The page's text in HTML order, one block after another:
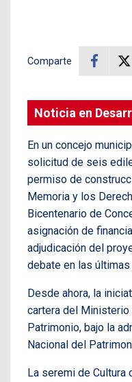
Comparte
Noticia en
En un concejo
solicitud de seis
permiso de
Memoria y los
Bicentenario de
asignación de
adjudicación del
debate en las últimas
Desde ahora, la
cartera del
Patrimonio, bajo la
Nacional del
La seremi de Cultura